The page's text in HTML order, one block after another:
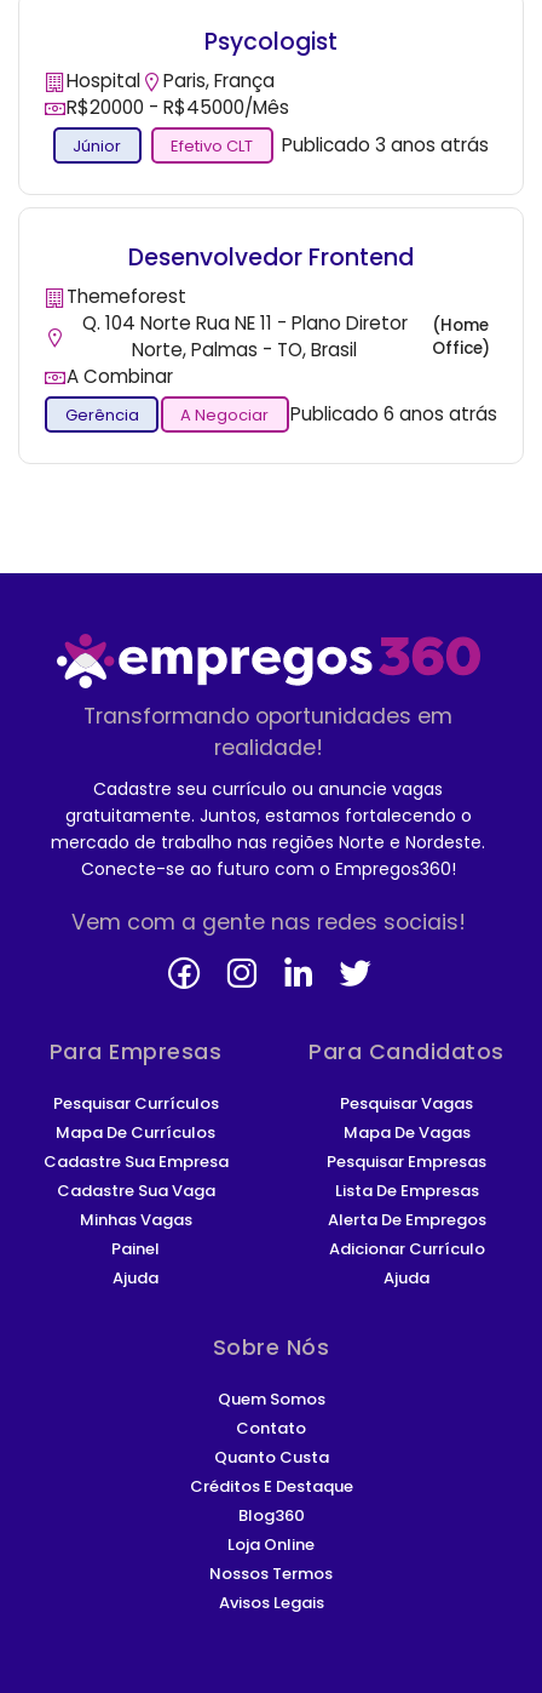
Psycologist
Hospital
Paris, França
R$20000 - R$45000/Mês
Júnior Efetivo CLT Publicado 3 anos atrás
Desenvolvedor Frontend
Themeforest
Q. 104 Norte Rua NE 11 - Plano Diretor
Norte, Palmas - TO, Brasil
(Home
Office)
A Combinar
Gerência A Negociar Publicado 6 anos atrás
Transformando oportunidades em
realidade!
Cadastre seu currículo ou anuncie vagas
gratuitamente. Juntos, estamos fortalecendo o
mercado de trabalho nas regiões Norte e Nordeste.
Conecte-se ao futuro com o Empregos360!
Vem com a gente nas redes sociais!
Para Empresas
Pesquisar Currículos
Mapa De Currículos
Cadastre Sua Empresa
Cadastre Sua Vaga
Minhas Vagas
Painel
Ajuda
Para Candidatos
Pesquisar Vagas
Mapa De Vagas
Pesquisar Empresas
Lista De Empresas
Alerta De Empregos
Adicionar Currículo
Ajuda
Sobre Nós
Quem Somos
Contato
Quanto Custa
Créditos E Destaque
Blog360
Loja Online
Nossos Termos
Avisos Legais